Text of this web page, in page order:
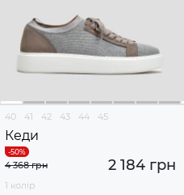
40 41 42 43 44 45
Кеди
2 184 грн
4 368 грн
1 колір